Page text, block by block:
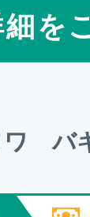
を
ワ バ